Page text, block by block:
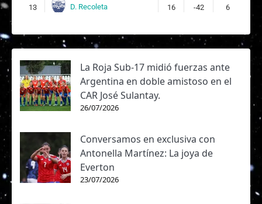
13 D. Recoleta 16 -42 6
La Roja Sub-17 midió fuerzas ante
Argentina en doble amistoso en el
CAR José Sulantay.
26/07/2026
Conversamos en exclusiva con
Antonella Martínez: La joya de
Everton
23/07/2026